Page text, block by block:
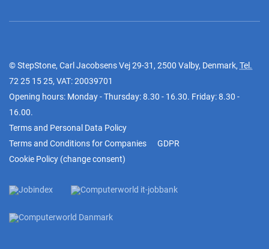
© StepStone, Carl Jacobsens Vej 29-31, 2500 Valby, Denmark, Tel.
72 25 15 25, VAT: 20039701
Opening hours: Monday - Thursday: 8.30 - 16.30. Friday: 8.30 -
16.00.
Terms and Personal Data Policy
Terms and Conditions for Companies
GDPR
Cookie Policy (change consent)